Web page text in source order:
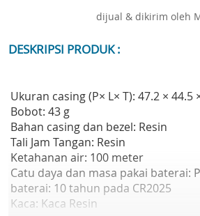
dijual & dikirim oleh
DESKRIPSI PRODUK :
Ukuran casing (P× L× T): 47.2 × 44.5
Bobot: 43 g
Bahan casing dan bezel: Resin
Tali Jam Tangan: Resin
Ketahanan air: 100 meter
Catu daya dan masa pakai baterai:
baterai: 10 tahun pada CR2025
Kaca: Kaca Resin